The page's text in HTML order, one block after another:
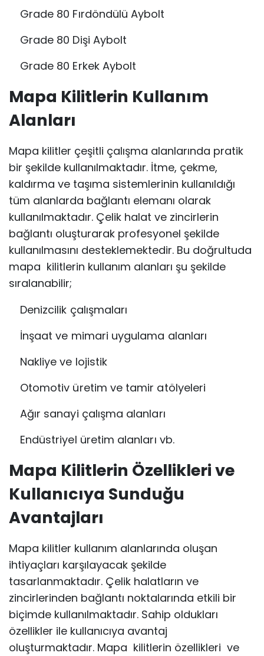
Grade 80 Fırdöndülü Aybolt
Grade 80 Dişi Aybolt
Grade 80 Erkek Aybolt
Mapa Kilitlerin Kullanım
Alanları
Mapa kilitler çeşitli çalışma alanlarında pratik
bir şekilde kullanılmaktadır. İtme, çekme,
kaldırma ve taşıma sistemlerinin kullanıldığı
tüm alanlarda bağlantı elemanı olarak
kullanılmaktadır. Çelik halat ve zincirlerin
bağlantı oluşturarak profesyonel şekilde
kullanılmasını desteklemektedir. Bu doğrultuda
mapa kilitlerin kullanım alanları şu şekilde
sıralanabilir;
Denizcilik çalışmaları
İnşaat ve mimari uygulama alanları
Nakliye ve lojistik
Otomotiv üretim ve tamir atölyeleri
Ağır sanayi çalışma alanları
Endüstriyel üretim alanları vb.
Mapa Kilitlerin Özellikleri ve
Kullanıcıya Sunduğu
Avantajları
Mapa kilitler kullanım alanlarında oluşan
ihtiyaçları karşılayacak şekilde
tasarlanmaktadır. Çelik halatların ve
zincirlerinden bağlantı noktalarında etkili bir
biçimde kullanılmaktadır. Sahip oldukları
özellikler ile kullanıcıya avantaj
oluşturmaktadır. Mapa kilitlerin özellikleri ve